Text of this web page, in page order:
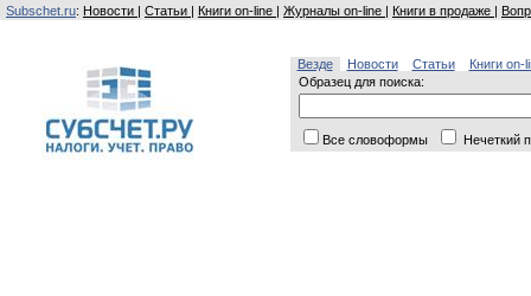
Subschet.ru: Новости | Статьи | Книги on-line | Журналы on-line | Книги в продаже |
Везде Новости Статьи
Книги on-
Образец для поиска:
Все словоформы Нечеткий